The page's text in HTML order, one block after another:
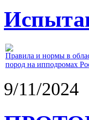
Правила и нормы в
пород на ипподромах
9/11/2024